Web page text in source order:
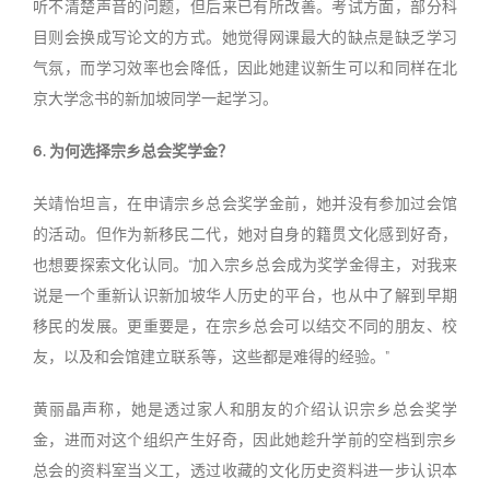
听不清楚声音的问题，但后来已有所改善。考试方面，部分科
目则会换成写论文的方式。她觉得网课最大的缺点是缺乏学习
气氛，而学习效率也会降低，因此她建议新生可以和同样在北
京大学念书的新加坡同学一起学习。
6. 为何选择宗乡总会奖学金？
关靖怡坦言，在申请宗乡总会奖学金前，她并没有参加过会馆
的活动。但作为新移民二代，她对自身的籍贯文化感到好奇，
也想要探索文化认同。“加入宗乡总会成为奖学金得主，对我来
说是一个重新认识新加坡华人历史的平台，也从中了解到早期
移民的发展。更重要是，在宗乡总会可以结交不同的朋友、校
友，以及和会馆建立联系等，这些都是难得的经验。”
黄丽晶声称，她是透过家人和朋友的介绍认识宗乡总会奖学
金，进而对这个组织产生好奇，因此她趁升学前的空档到宗乡
总会的资料室当义工，透过收藏的文化历史资料进一步认识本